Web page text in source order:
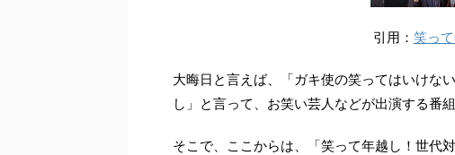
引用： 笑っ
大晦日と言えば、「ガキ使の笑ってはいけな
し」と言って、お笑い芸人などが出演する番
そこで、ここからは、「笑って年越し！世代